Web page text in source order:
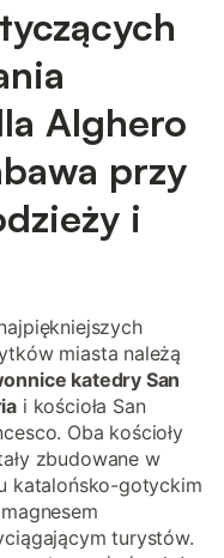
Alghero
przy
i
miasta należą
katedry San
i kościoła San
Oba kościoły
zbudowane w
katalońsko-gotyckim
turystów.